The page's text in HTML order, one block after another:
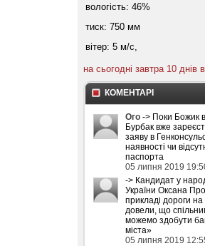
вологість: 46%
тиск: 750 мм
вітер: 5 м/с,
на сьогодні завтра 10 днів
КОМЕНТАРІ
Ого -> Поки Божик
Бурбак вже
заяву в
наявності чи
паспорта
05 липня 2019
-> Кандидат у
України Оксана
прикладі дороги
довели, що
можемо здобути
міста»
05 липня 2019